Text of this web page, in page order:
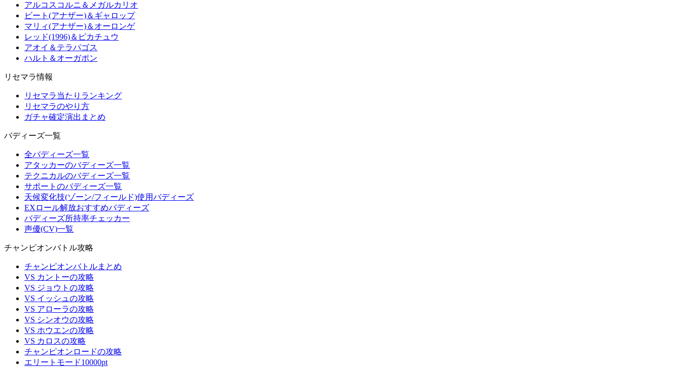
アルコスコルニ＆メガルカリオ
ビート(アナザー)＆ギャロップ
マリィ(アナザー)＆オーロンゲ
レッド(1996)＆ピカチュウ
アオイ＆テラパゴス
ハルト＆オーガポン
リセマラ情報
リセマラ当たりランキング
リセマラのやり方
ガチャ確定演出まとめ
バディーズ一覧
全バディーズ一覧
アタッカーのバディーズ一覧
テクニカルのバディーズ一覧
サポートのバディーズ一覧
天候変化技(ゾーン/フィールド)使用バディーズ
EXロール解放おすすめバディーズ
バディーズ所持率チェッカー
声優(CV)一覧
チャンピオンバトル攻略
チャンピオンバトルまとめ
VS カントーの攻略
VS ジョウトの攻略
VS イッシュの攻略
VS アローラの攻略
VS シンオウの攻略
VS ホウエンの攻略
VS カロスの攻略
チャンピオンロードの攻略
エリートモード10000pt